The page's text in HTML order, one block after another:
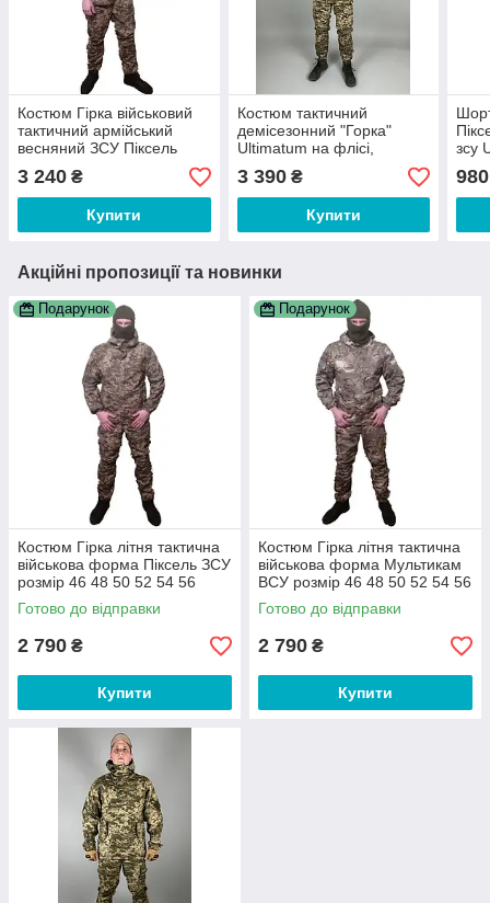
Костюм Гірка військовий
тактичний армійський
весняний ЗСУ Піксель
розмір 46, 48, 50, 52, 54,
56
3 240 ₴
Купити
Костюм тактичний
демісезонний "Горка"
Ultimatum на флісі,
камуфляж Піксель ЗСУ, 44
46 48 50 52 54 56 58
3 390₴
Купити
зсу
48
980
Акційні пропозиції та новинки
Подарунок
Костюм Гірка літня тактична
військова форма Піксель ЗСУ
розмір 46 48 50 52 54 56
Готово до відправки
2 790 ₴
Купити
Подарунок
Костюм Гірка літня тактична
військова форма Мультикам
ВСУ розмір 46 48 50 52 54 56
Готово до відправки
2 790 ₴
Купити